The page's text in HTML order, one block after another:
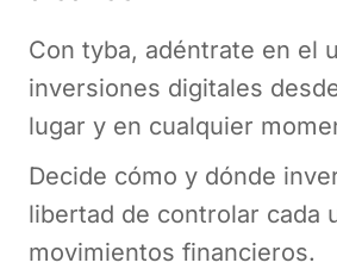
Con tyba, adéntrate en el
inversiones digitales
lugar y en cualquier
Decide cómo y dónde
libertad de controlar cada
movimientos financieros.